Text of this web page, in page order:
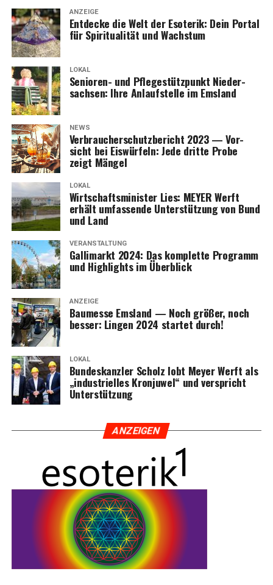
ANZEIGE
Ent­de­cke die Welt der Eso­te­rik: Dein Por­tal
für Spi­ri­tua­li­tät und Wachstum
LOKAL
Senio­ren- und Pfle­ge­stütz­punkt Nie­der­
sach­sen: Ihre Anlauf­stel­le im Emsland
NEWS
Ver­brau­cher­schutz­be­richt 2023 — Vor­
sicht bei Eis­wür­feln: Jede drit­te Pro­be
zeigt Mängel
LOKAL
Wirt­schafts­mi­nis­ter Lies: MEYER Werft
erhält umfas­sen­de Unter­stüt­zung von Bund
und Land
VERANSTALTUNG
Gal­li­markt 2024: Das kom­plet­te Pro­gramm
und High­lights im Überblick
ANZEIGE
Bau­mes­se Ems­land — Noch grö­ßer, noch
bes­ser: Lin­gen 2024 star­tet durch!
LOKAL
Bun­des­kanz­ler Scholz lobt Mey­er Werft als
„indus­tri­el­les Kron­ju­wel“ und ver­spricht
Unterstützung
ANZEI­GEN